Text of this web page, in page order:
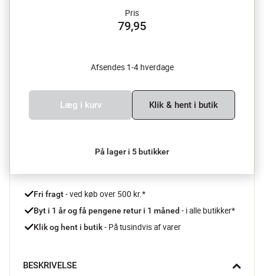
Pris
79,95
Afsendes 1-4 hverdage
Læg i kurv Klik & hent i butik
På lager i 5 butikker
Fri fragt - ved køb over 500 kr.*
Byt i 1 år og få pengene retur i 1 måned - i alle butikker*
Klik og hent i butik - På tusindvis af varer
BESKRIVELSE